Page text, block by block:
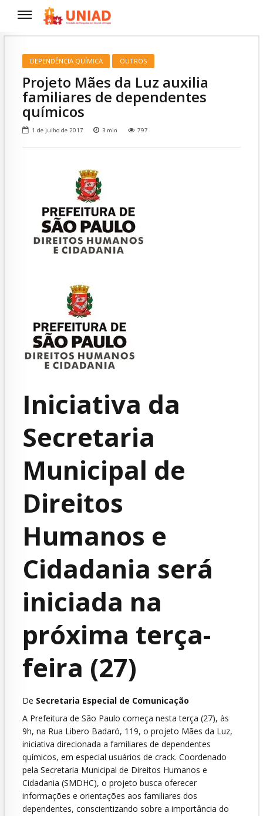
DEPENDÊNCIA QUÍMICA OUTROS
Projeto Mães da Luz auxilia
familiares de dependentes
químicos
1 de julho de 2017 3 min 797
Iniciativa da
Secretaria
Municipal de
Direitos
Humanos e
Cidadania será
iniciada na
próxima terça-
feira (27)
De Secretaria Especial de Comunicação
A Prefeitura de São Paulo começa nesta terça (27), às
9h, na Rua Libero Badaró, 119, o projeto Mães da Luz,
iniciativa direcionada a familiares de dependentes
químicos, em especial usuários de crack. Coordenado
pela Secretaria Municipal de Direitos Humanos e
Cidadania (SMDHC), o projeto busca oferecer
informações e orientações aos familiares dos
dependentes, conscientizando sobre a importância do